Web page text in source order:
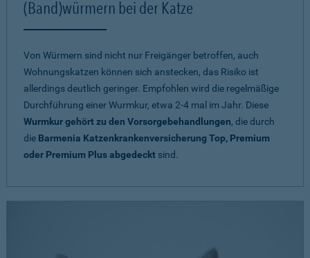
(Band)würmern bei der Katze
Von Würmern sind nicht nur Freigänger betroffen, auch
Wohnungskatzen können sich anstecken, das Risiko ist
allerdings deutlich geringer. Empfohlen wird die regelmäßige
Durchführung einer Wurmkur, etwa 2-4 mal im Jahr. Diese
Wurmkur gehört zu den Vorsorgebehandlungen, die durch
die Barmenia Katzenkrankenversicherung Top, Premium
oder Premium Plus abgedeckt sind.